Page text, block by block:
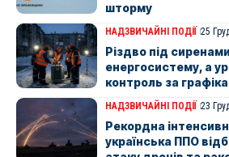
шторму
НАДЗВИЧАЙНІ ПОДІЇ 25
Різдво під
енергосистему, а
контроль за
НАДЗВИЧАЙНІ ПОДІЇ 23
Рекордна
українська ППО